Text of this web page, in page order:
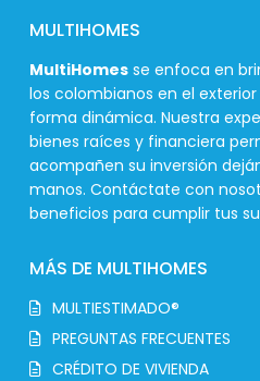
MULTIHOMES
MultiHomes se enfoca en
los colombianos en el
forma dinámica. Nuestra
bienes raíces y financiera
acompañen su inversión
manos. Contáctate con
beneficios para cumplir tus
MÁS DE MULTIHOMES
MULTIESTIMADO®
PREGUNTAS FRECUENTES
CRÉDITO DE VIVIENDA